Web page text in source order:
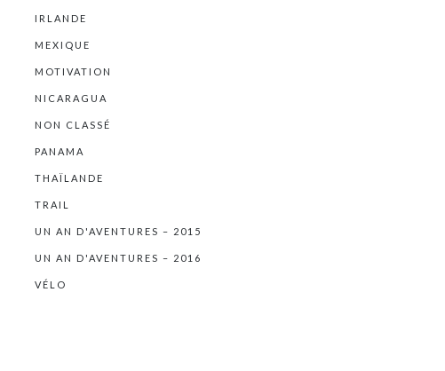
IRLANDE
MEXIQUE
MOTIVATION
NICARAGUA
NON CLASSÉ
PANAMA
THAÏLANDE
TRAIL
UN AN D'AVENTURES – 2015
UN AN D'AVENTURES – 2016
VÉLO